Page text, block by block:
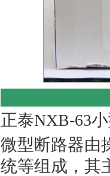
正泰NXB-63
微型断路器由
统等组成，其